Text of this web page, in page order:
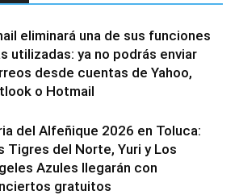
eliminará una de sus funciones
utilizadas: ya no podrás enviar
desde cuentas de Yahoo,
o Hotmail
del Alfeñique 2026 en Toluca:
Tigres del Norte, Yuri y Los
Azules llegarán con
gratuitos